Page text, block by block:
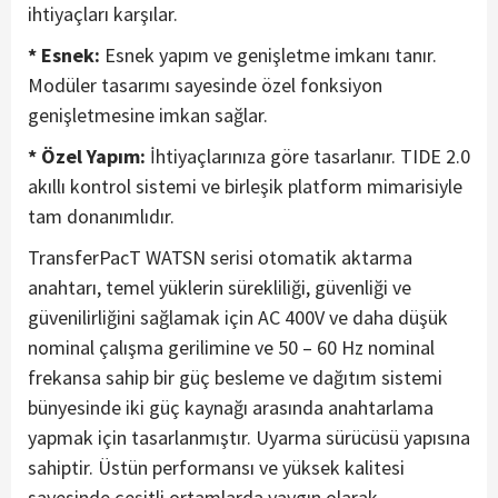
ihtiyaçları karşılar.
* Esnek: Esnek yapım ve genişletme imkanı tanır.
Modüler tasarımı sayesinde özel fonksiyon
genişletmesine imkan sağlar.
* Özel Yapım: İhtiyaçlarınıza göre tasarlanır. TIDE 2.0
akıllı kontrol sistemi ve birleşik platform mimarisiyle
tam donanımlıdır.
TransferPacT WATSN serisi otomatik aktarma
anahtarı, temel yüklerin sürekliliği, güvenliği ve
güvenilirliğini sağlamak için AC 400V ve daha düşük
nominal çalışma gerilimine ve 50 – 60 Hz nominal
frekansa sahip bir güç besleme ve dağıtım sistemi
bünyesinde iki güç kaynağı arasında anahtarlama
yapmak için tasarlanmıştır. Uyarma sürücüsü yapısına
sahiptir. Üstün performansı ve yüksek kalitesi